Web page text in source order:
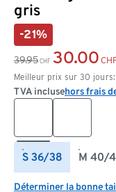
gris
-21%
39.95 CHF 30.00
Meilleur prix sur 30 jours:
TVA inclusehors frais
S 36/38 M 40/
Déterminer la bonne